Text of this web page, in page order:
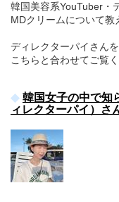
韓国美容系YouTuber・
MDクリームについて教
ディレクターパイさん
こちらと合わせてご覧
韓国女子の中で知
ィレクターパイ）さ